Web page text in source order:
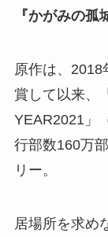
『かがみの孤
原作は、2018
賞して以来、
YEAR2021」
行部数160万
リー。
居場所を求め